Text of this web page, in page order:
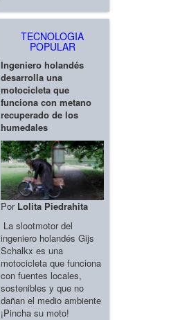
TECNOLOGIA
POPULAR
Ingeniero holandés
desarrolla una
motocicleta que
funciona con metano
recuperado de los
humedales
Por Lolita Piedrahita
La slootmotor del
ingeniero holandés Gijs
Schalkx es una
motocicleta que funciona
con fuentes locales,
sostenibles y que no
dañan el medio ambiente
¡Pincha su moto!